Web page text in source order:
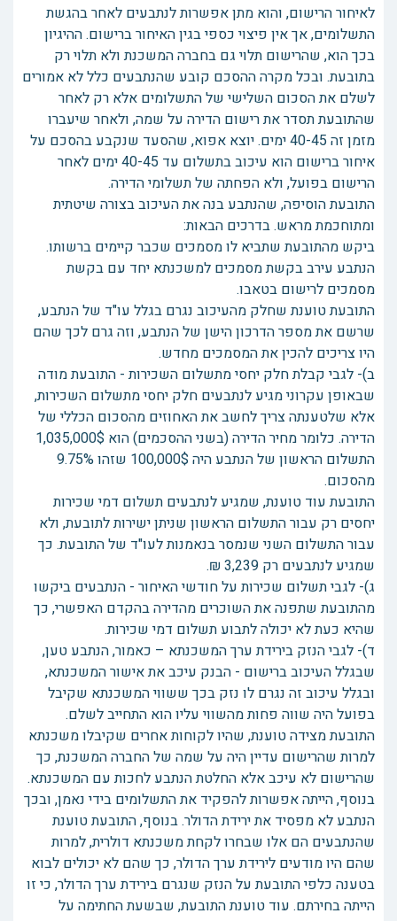
לאיחור הרישום, והוא מתן אפשרות לנתבעים לאחר בהגשת
התשלומים, אך אין פיצוי כספי בגין האיחור ברישום. ההיגיון
בכך הוא, שהרישום תלוי גם בחברה המשכנת ולא תלוי רק
בתובעת. ובכל מקרה ההסכם קובע שהנתבעים כלל לא אמורים
לשלם את הסכום השלישי של התשלומים אלא רק לאחר
שהתובעת תסדר את רישום הדירה על שמה, ולאחר שיעברו
מזמן זה 40-45 ימים. יוצא אפוא, שהסעד שנקבע בהסכם על
איחור ברישום הוא עיכוב בתשלום עד 40-45 ימים לאחר
הרישום בפועל, ולא הפחתה של תשלומי הדירה.
התובעת הוסיפה, שהנתבע בנה את העיכוב בצורה שיטתית
ומתוחכמת מראש. בדרכים הבאות:
ביקש מהתובעת שתביא לו מסמכים שכבר קיימים ברשותו.
הנתבע עירב בקשת מסמכים למשכנתא יחד עם בקשת
מסמכים לרישום בטאבו.
התובעת טוענת שחלק מהעיכוב נגרם בגלל עו"ד של הנתבע,
שרשם את מספר הדרכון הישן של הנתבע, וזה גרם לכך שהם
היו צריכים להכין את המסמכים מחדש.
ב)- לגבי קבלת חלק יחסי מתשלום השכירות - התובעת מודה
שבאופן עקרוני מגיע לנתבעים חלק יחסי מתשלום השכירות,
אלא שלטענתה צריך לחשב את האחוזים מהסכום הכללי של
הדירה. כלומר מחיר הדירה (בשני ההסכמים) הוא 1,035,000$
התשלום הראשון של הנתבע היה 100,000$ שזהו 9.75%
מהסכום.
התובעת עוד טוענת, שמגיע לנתבעים תשלום דמי שכירות
יחסים רק עבור התשלום הראשון שניתן ישירות לתובעת, ולא
עבור התשלום השני שנמסר בנאמנות לעו"ד של התובעת. כך
שמגיע לנתבעים רק 3,239 ₪.
ג)- לגבי תשלום שכירות על חודשי האיחור - הנתבעים ביקשו
מהתובעת שתפנה את השוכרים מהדירה בהקדם האפשרי, כך
שהיא כעת לא יכולה לתבוע תשלום דמי שכירות.
ד)- לגבי הנזק בירידת ערך המשכנתא – כאמור, הנתבע טען,
שבגלל העיכוב ברישום - הבנק עיכב את אישור המשכנתא,
ובגלל עיכוב זה נגרם לו נזק בכך ששווי המשכנתא שקיבל
בפועל היה שווה פחות מהשווי עליו הוא התחייב לשלם.
התובעת מצידה טוענת, שהיו לקוחות אחרים שקיבלו משכנתא
למרות שהרישום עדיין היה על שמה של החברה המשכנת, כך
שהרישום לא עיכב אלא החלטת הנתבע לחכות עם המשכנתא.
בנוסף, הייתה אפשרות להפקיד את התשלומים בידי נאמן, ובכך
הנתבע לא מפסיד את ירידת הדולר. בנוסף, התובעת טוענת
שהנתבעים הם אלו שבחרו לקחת משכנתא דולרית, למרות
שהם היו מודעים לירידת ערך הדולר, כך שהם לא יכולים לבוא
בטענה כלפי התובעת על הנזק שנגרם בירידת ערך הדולר, כי זו
הייתה בחירתם. עוד טוענת התובעת, שבשעת החתימה על